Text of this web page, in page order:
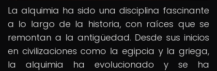
La alquimia ha sido una disciplina fascinante
a lo largo de la historia, con raíces que se
remontan a la antigüedad. Desde sus inicios
en civilizaciones como la egipcia y la griega,
la alquimia ha evolucionado y se ha